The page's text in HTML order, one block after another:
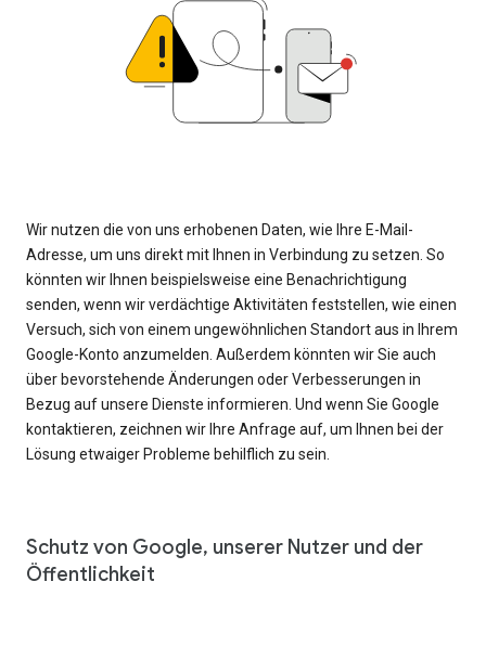
Wir nutzen die von uns erhobenen Daten, wie Ihre E-Mail-
Adresse, um uns direkt mit Ihnen in Verbindung zu setzen. So
könnten wir Ihnen beispielsweise eine Benachrichtigung
senden, wenn wir verdächtige Aktivitäten feststellen, wie einen
Versuch, sich von einem ungewöhnlichen Standort aus in Ihrem
Google-Konto anzumelden. Außerdem könnten wir Sie auch
über bevorstehende Änderungen oder Verbesserungen in
Bezug auf unsere Dienste informieren. Und wenn Sie Google
kontaktieren, zeichnen wir Ihre Anfrage auf, um Ihnen bei der
Lösung etwaiger Probleme behilflich zu sein.
Schutz von Google, unserer Nutzer und der
Öffentlichkeit